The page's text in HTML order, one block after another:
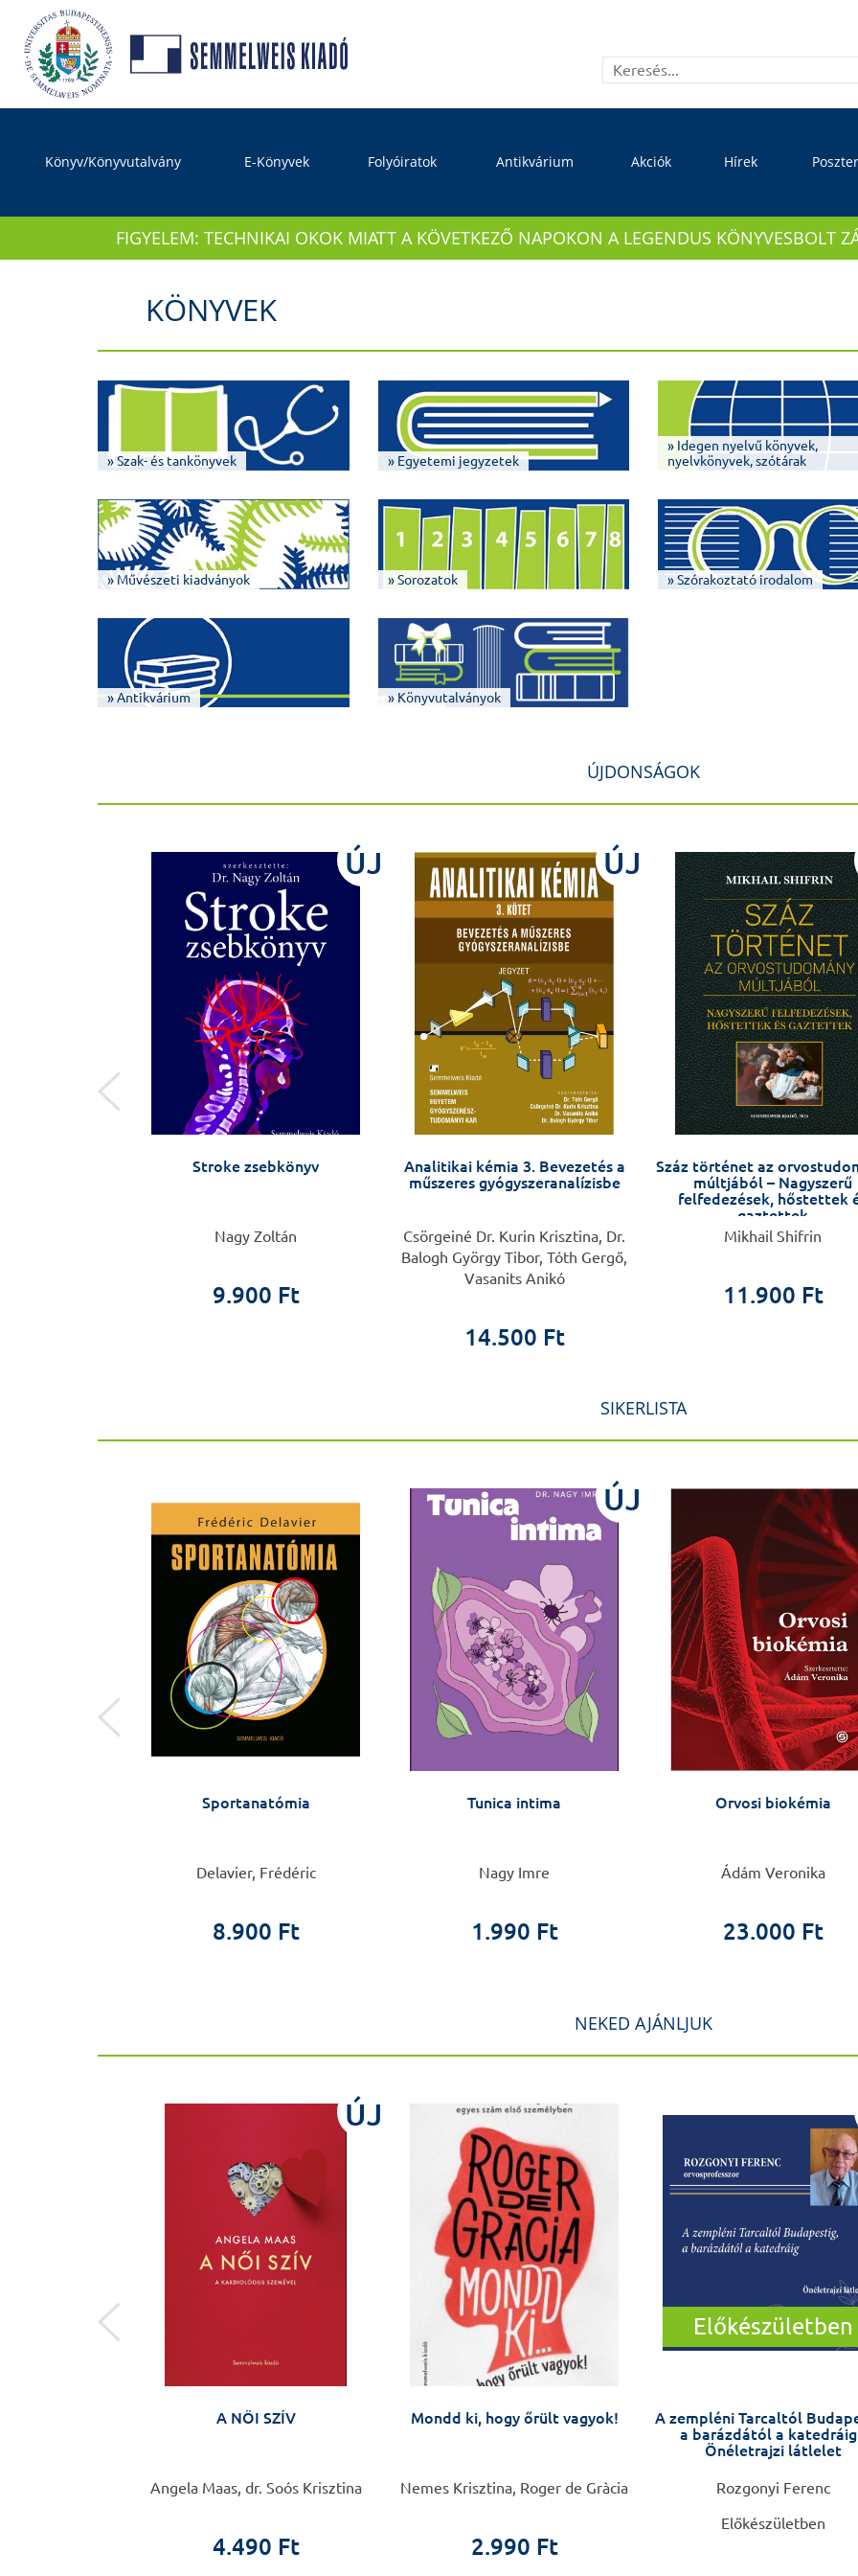
Könyv/Könyvutalvány E-Könyvek Folyóiratok Antikvárium Akciók Hírek
FIGYELEM: TECHNIKAI OKOK MIATT A KÖVETKEZŐ NAPOKON A LEGENDUS KÖNYVESBOLT
KÖNYVEK
» Szak- és tankönyvek » Egyetemi jegyzetek
» Idegen nyelvű könyvek,
nyelvkönyvek, szótárak
» Művészeti kiadványok » Sorozatok » Szórakoztató irodalom
» Antikvárium » Könyvutalványok
ÚJDONSÁGOK
ÚJ
Stroke zsebkönyv
Nagy Zoltán
9.900 Ft
ÚJ
Analitikai kémia 3. Bevezetés a
műszeres gyógyszeranalízisbe
Csörgeiné Dr. Kurin Krisztina, Dr.
Balogh György Tibor, Tóth Gergő,
Vasanits Anikó
14.500 Ft
Száz történet az
múltjából – Nagyszerű
felfedezések, hőstettek
gaztettek
Mikhail Shifrin
11.900 Ft
SIKERLISTA
Sportanatómia
Delavier, Frédéric
8.900 Ft
ÚJ
Tunica intima
Nagy Imre
1.990 Ft
Orvosi biokémia
Ádám Veronika
23.000 Ft
NEKED AJÁNLJUK
ÚJ
A NŐI SZÍV
Angela Maas, dr. Soós Krisztina
4.490 Ft
Mondd ki, hogy őrült vagyok!
Nemes Krisztina, Roger de Gràcia
2.990 Ft
Előkészületben
A zempléni Tarcaltól
a barázdától a
Önéletrajzi látlelet
Rozgonyi Ferenc
Előkészületben